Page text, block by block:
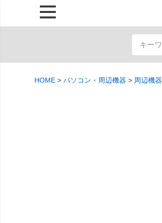
HOME パソコン・周辺機器 周辺機器